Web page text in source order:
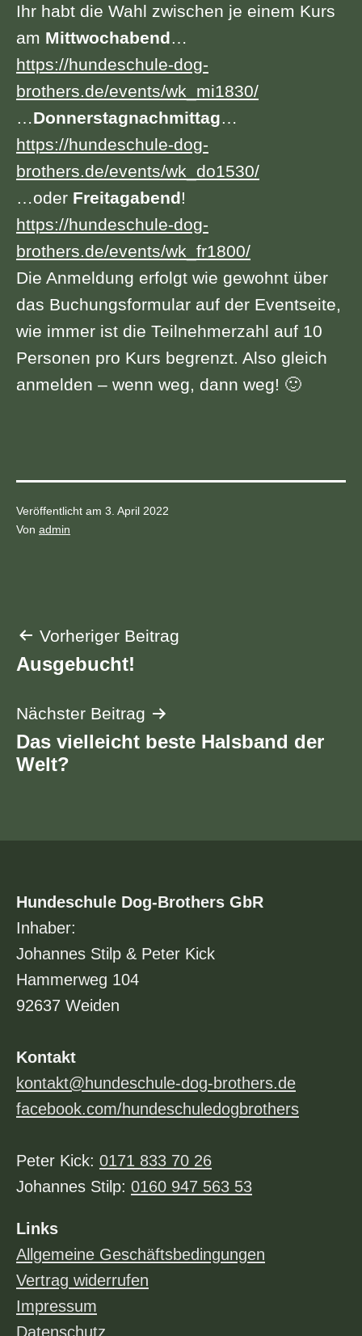
Ihr habt die Wahl zwischen je einem Kurs
am Mittwochabend
https://hundeschule-dog-
brothers.de/events/wk_mi1830/
Donnerstagnachmittag
https://hundeschule-dog-
brothers.de/events/wk_do1530/
…oder Freitagabend!
https://hundeschule-dog-
brothers.de/events/wk_fr1800/
Die Anmeldung erfolgt wie gewohnt über
das Buchungsformular auf der Eventseite,
wie immer ist die Teilnehmerzahl auf 10
Personen pro Kurs begrenzt. Also gleich
anmelden – wenn weg, dann weg! 🙂
Veröffentlicht am 3. April 2022
Von admin
Beitragsnavigation
Vorheriger Beitrag
Ausgebucht!
Nächster Beitrag
Das vielleicht beste Halsband der
Welt?
Hundeschule Dog-Brothers GbR
Inhaber:
Johannes Stilp & Peter Kick
Hammerweg 104
92637 Weiden
Kontakt
kontakt@hundeschule-dog-brothers.de
facebook.com/hundeschuledogbrothers
Peter Kick: 0171 833 70 26
Johannes Stilp: 0160 947 563 53
Links
Allgemeine Geschäftsbedingungen
Vertrag widerrufen
Impressum
Datenschutz